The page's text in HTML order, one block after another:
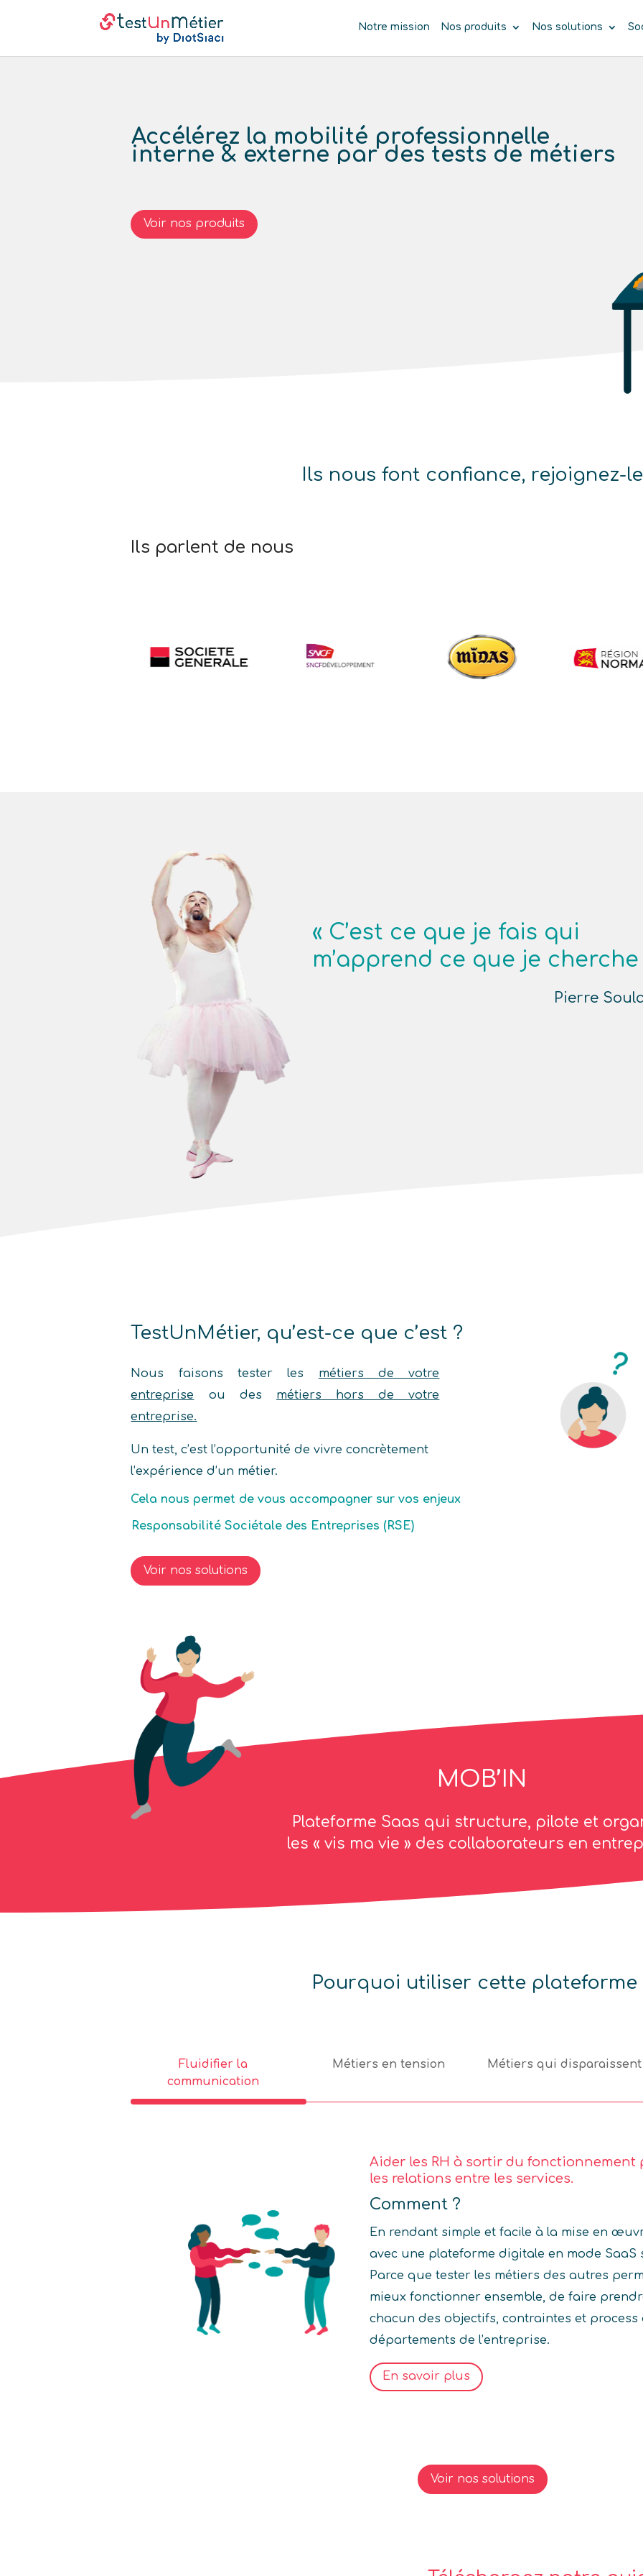
Notre mission Nos produits Nos solutions
Accélérez la mobilité professionnelle
interne & externe par des tests de métiers
Voir nos produits
Ils nous font confiance, rejoignez-
Ils parlent de nous
« C’est ce que je fais qui
m’apprend ce que je cherche
Pierre
TestUnMétier, qu’est-ce que c’est ?
Nous faisons tester les métiers de votre
entreprise ou des métiers hors de votre
entreprise.
Un test, c’est l’opportunité de vivre concrètement
l’expérience d’un métier.
Cela nous permet de vous accompagner sur vos enjeux
Gestion Prévisionnelle des emplois et des
compétences ( GPEC)
Responsabilité Sociétale des Entreprises (RSE)
Voir nos solutions
MOB’IN
Plateforme Saas qui structure, pilote et
les « vis ma vie » des collaborateurs en
Pourquoi utiliser cette plateforme
Fluidifier la
communication
Métiers en tension Métiers qui disparaissent
Aider les RH à sortir du
les relations entre les services.
Comment ?
En rendant simple et facile à la mise en
avec une plateforme digitale en mode SaaS
Parce que tester les métiers des autres
mieux fonctionner ensemble, de faire
chacun des objectifs, contraintes et
départements de l’entreprise.
En savoir plus
Voir nos solutions